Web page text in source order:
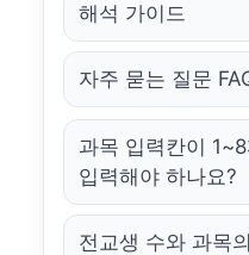
해석 가이드
자주 묻는 질문
과목 입력칸이
입력해야 하나요?
전교생 수와 과목